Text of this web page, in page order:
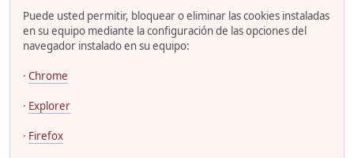
Puede usted permitir, bloquear o eliminar las cookies instaladas
en su equipo mediante la configuración de las opciones del
navegador instalado en su equipo:
· Chrome
· Explorer
· Firefox